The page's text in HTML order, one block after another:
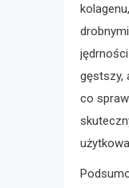
gęstszy,
co